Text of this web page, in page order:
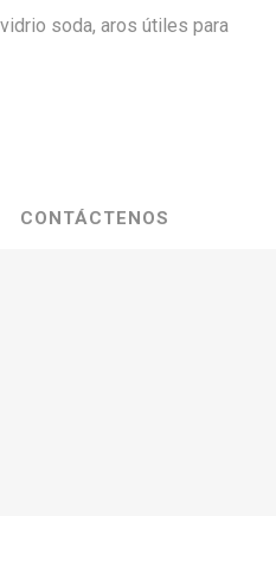
soda, aros útiles para
CONTÁCTENOS